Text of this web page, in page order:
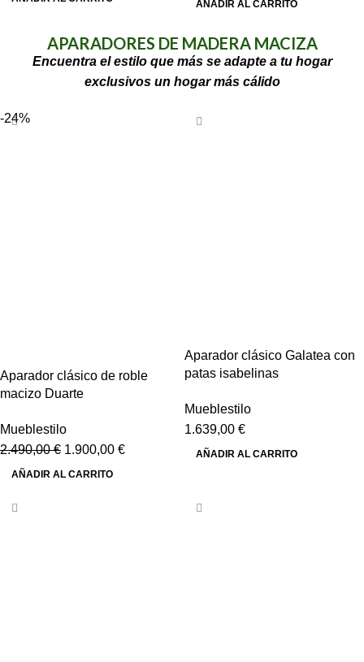
AÑADIR AL CARRITO
APARADORES DE MADERA MACIZA
Encuentra el estilo que más se adapte a tu hogar
exclusivos un hogar más cálido
-24%
Aparador clásico de roble
macizo Duarte
Mueblestilo
2.490,00€ 1.900,00 €
AÑADIR AL CARRITO
Aparador clásico Galatea con
patas isabelinas
Mueblestilo
1.639,00 €
AÑADIR AL CARRITO